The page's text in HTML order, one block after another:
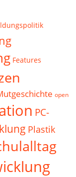
Features
open
PC-
Plastik